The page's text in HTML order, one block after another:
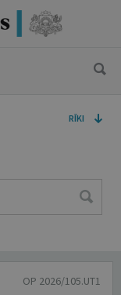
RĪKI
OP 2026/105.UT1